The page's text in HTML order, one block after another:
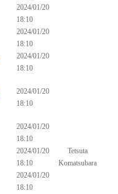
2024/01/20
18:10
2024/01/20
18:10
2024/01/20
18:10
2024/01/20
18:10
2024/01/20
18:10
2024/01/20
18:10
Tetsuta
Komatsubara
2024/01/20
18:10